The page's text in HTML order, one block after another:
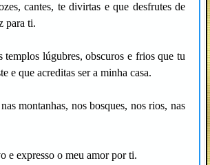
cantes, te divirtas e que desfrutes de
para ti.
templos lúgubres, obscuros e frios que tu
e que acreditas ser a minha casa.
montanhas, nos bosques, nos rios, nas
e expresso o meu amor por ti.